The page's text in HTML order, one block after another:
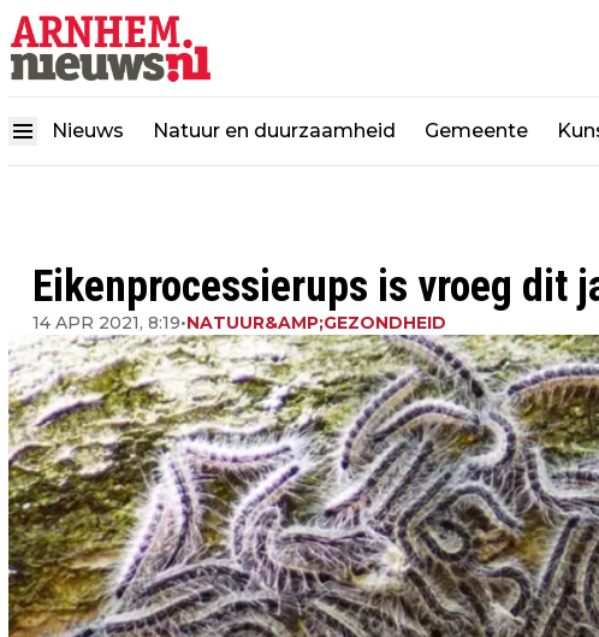
Nieuws Natuur en duurzaamheid Gemeente
Eikenprocessierups is vroeg dit
14 APR 2021, 8:19•NATUUR&AMP;GEZONDHEID